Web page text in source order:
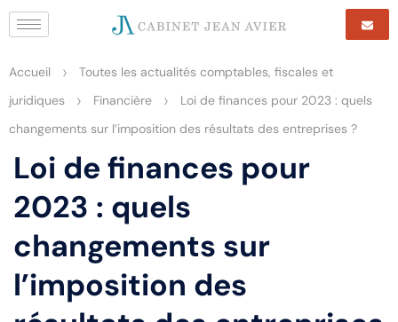
Accueil >
Toutes les actualités comptables, fiscales et
juridiques
> Financière >
Loi de finances pour 2023 : quels
changements sur l’imposition des résultats des entreprises ?
Loi de finances pour
2023 : quels
changements sur
l’imposition des